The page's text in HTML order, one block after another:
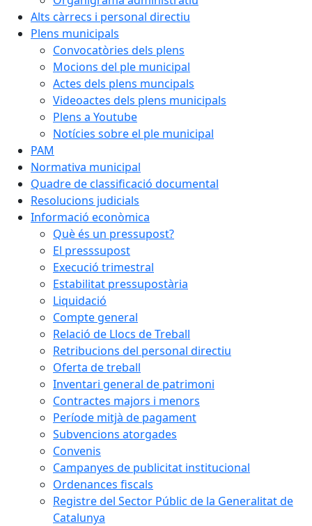
Alts càrrecs i personal directiu
Plens municipals
Convocatòries dels plens
Mocions del ple municipal
Actes dels plens muncipals
Videoactes dels plens municipals
Plens a Youtube
Notícies sobre el ple municipal
PAM
Normativa municipal
Quadre de classificació documental
Resolucions judicials
Informació econòmica
Què és un pressupost?
El presssupost
Execució trimestral
Estabilitat pressupostària
Liquidació
Compte general
Relació de Llocs de Treball
Retribucions del personal directiu
Oferta de treball
Inventari general de patrimoni
Contractes majors i menors
Període mitjà de pagament
Subvencions atorgades
Convenis
Campanyes de publicitat institucional
Ordenances fiscals
Registre del Sector Públic de la Generalitat de
Catalunya